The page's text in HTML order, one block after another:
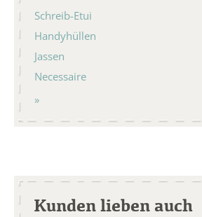
Schreib-Etui
Handyhüllen
Jassen
Necessaire
Kunden lieben auch